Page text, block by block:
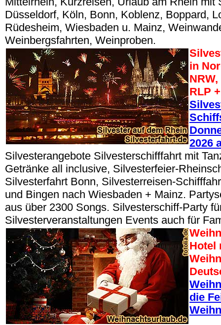
Düsseldorf, Köln, Bonn, Koblenz, Boppard,
Rüdesheim, Wiesbaden u. Mainz,
Weinbergsfahrten, Weinproben.
in
RLP
2026
Silvesterangebote Silvesterschifffahrt mit
Getränke all inclusive, Silvesterfeier-
Silvesterfahrt Bonn, Silvesterreisen-
und Bingen nach Wiesbaden + Mainz.
aus über 2300 Songs. Silvesterschiff-Party
Silvesterveranstaltungen Events auch für
Hotel
die